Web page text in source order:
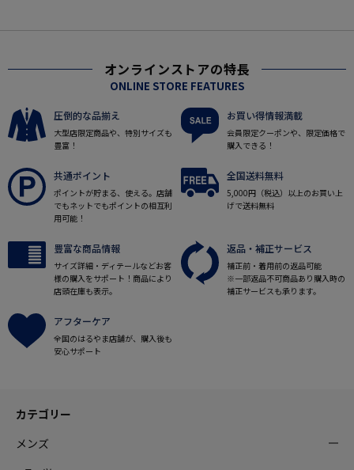
オンラインストアの特長
ONLINE STORE FEATURES
圧倒的な品揃え
大型店限定商品や、特別サイズも
豊富！
お買い得情報満載
会員限定クーポンや、限定価格で
購入できる！
共通ポイント
ポイントが貯まる、使える。店舗
でもネットでもポイントの相互利
用可能！
全国送料無料
5,000円（税込）以上のお買い上
げで送料無料
豊富な商品情報
サイズ詳細・ディテールなどお客
様の購入をサポート！商品により
店頭在庫も表示。
返品・補正サービス
補正前・着用前の返品可能
※一部返品不可商品あり購入時の
補正サービスも承ります。
アフターケア
全国のはるやま店舗が、購入後も
安心サポート
カテゴリー
メンズ